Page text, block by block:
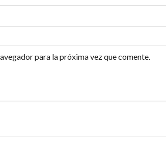
para la próxima vez que comente.